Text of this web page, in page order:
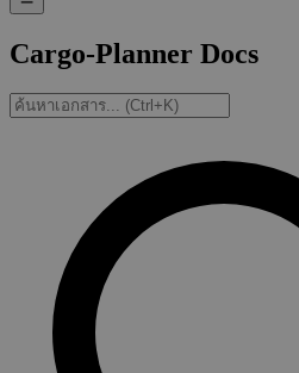
Cargo-Planner Docs